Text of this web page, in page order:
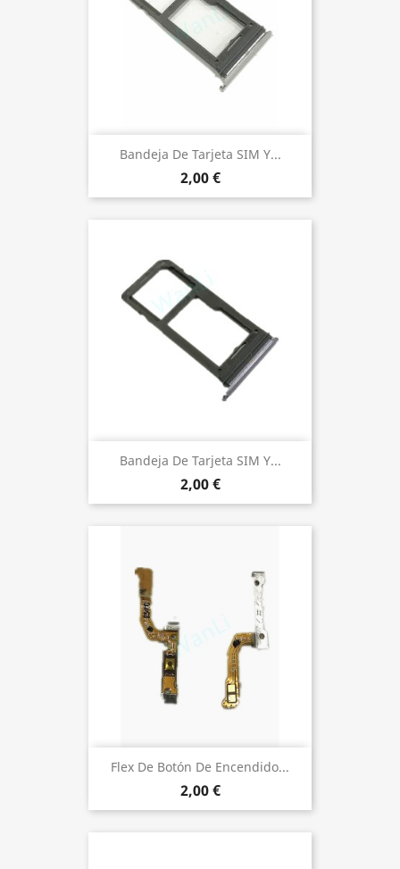
Bandeja De Tarjeta SIM Y...
2,00 €
Bandeja De Tarjeta SIM Y...
2,00 €
Flex De Botón De Encendido...
2,00 €